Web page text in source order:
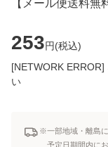
【メール便送料無
253円(税込)
[NETWORK
い
※一部地域・離島
予定日期間内に